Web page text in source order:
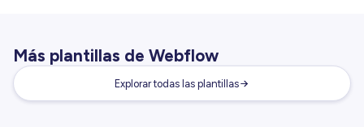
Más plantillas de Webflow
Explorar todas las plantillas